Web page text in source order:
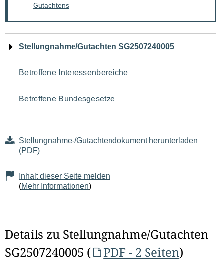
Gutachtens
Navigation
für
den
Seiteninhalt
Stellungnahme/Gutachten SG2507240005
Betroffene Interessenbereiche
Betroffene Bundesgesetze
Stellungnahme-/Gutachtendokument herunterladen
(PDF)
Inhalt dieser Seite melden
(Mehr Informationen)
Details zu Stellungnahme/Gutachten
SG2507240005 (
PDF - 2 Seiten)